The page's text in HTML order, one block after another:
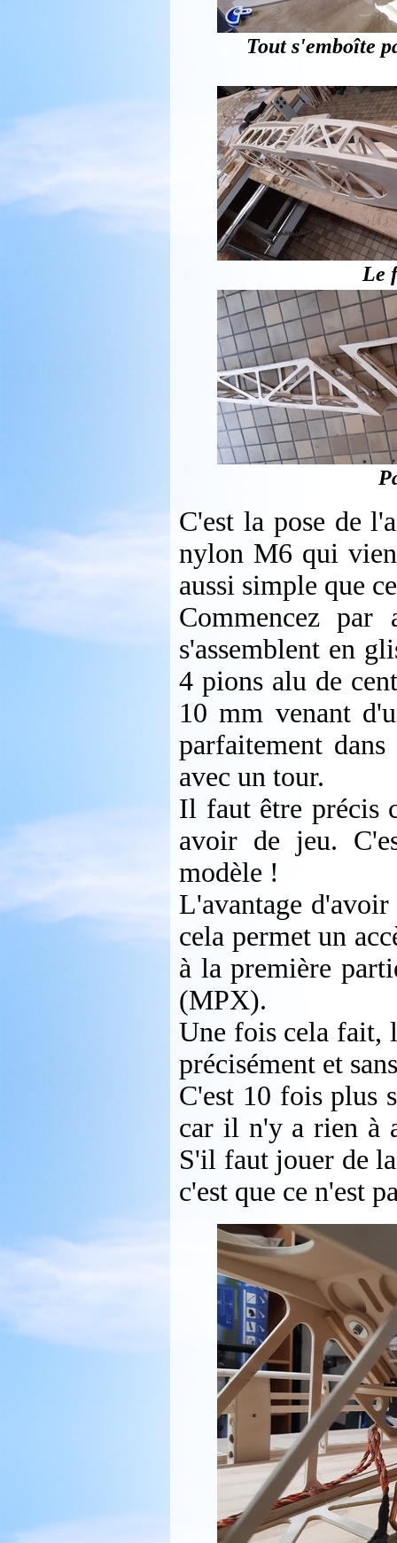
Tout s'emboîte
Le
C'est la pose de
nylon M6 qui
aussi simple que
Commencez
s'assemblent en
4 pions alu de
10 mm venant
parfaitement
avec un tour.
Il faut être précis
avoir de jeu.
modèle !
L'avantage
cela permet un
à la première
(MPX).
Une fois cela fait,
précisément et
C'est 10 fois plus
car il n'y a rien à
S'il faut jouer de
c'est que ce n'est